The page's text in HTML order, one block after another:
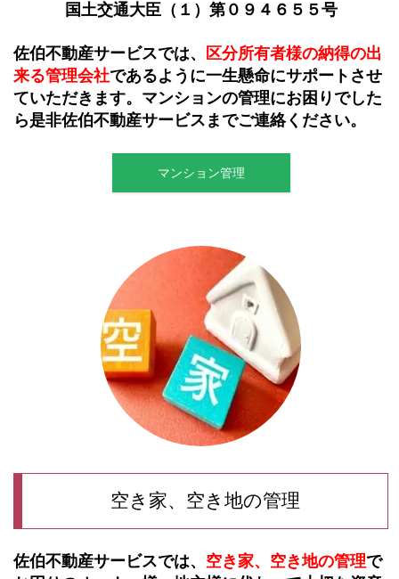
国土交通大臣（１）第０９４６５５号
佐伯不動産サービスでは、 区分所有者様の納得の出
来る管理会社であるように一生懸命にサポートさせ
ていただきます。マンションの管理にお困りでした
ら是非佐伯不動産サービスまでご連絡ください。
マンション管理
空き家、空き地の管理
佐伯不動産サービスでは、 空き家、空き地の管理で